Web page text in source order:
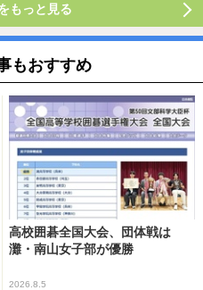
もっと見る
もおすすめ
高校囲碁全国大会、団体戦は
灘・南山女子部が優勝
2026.8.5